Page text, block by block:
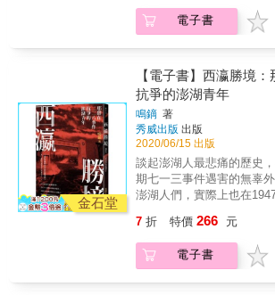
郵電工人是受到地下黨員
加叛亂組織」，然而，事
麼？台灣的郵電工人為何
地下黨扯上關係？這個幾
可以為今日的轉型正義和
的省思？ & 本書透過梳理第一手史料、訪談多
位郵電案受難者，以及重
的刊物《野草》，深度描
工和底層民眾的苦悶和不
爭的激情年代。對於重建
反思轉型正義的當代意涵，
錯」案？二二八事件後再
新打開轉型正義的視野！ ★打破以「個別受難
者」為中心的白色恐怖敘
心重建郵電案的來龍去脈
選」，她停留了下來。她
也看到清楚的民主訴求，
他們究竟身處一個什麼樣
的困境？想改變的又是什麼？ 歷史在我
內隨著血液浮沉，先烈留
路。十年來她潛入歷史，
起，在白色恐怖黑幕降臨
響動，激烈、熱情、鋪天
以光復之姿斷開的日本時
言，是同一本未撕完的日
過。兩種語言、兩種國旗
身分轉換的瞬間，政權的
緒。何以光復歡迎曲變了
結。聽見潘木枝、盧炳欽
前站在人民立場講話的聲
電子書
金石堂
【電子書】西瀛勝境
抗爭的澎湖青年
鳴鏑 著
秀威出版 出版
2020/06/15 出版
談起澎湖人最悲痛的歷史
期七一三事件遇害的無辜
澎湖人們，實際上也在
草繩阻擋了軍隊運載武器
部分高雄同胞的性命！他
僅二十三歲的青年，但他
7 折 特價 266 元
電子書